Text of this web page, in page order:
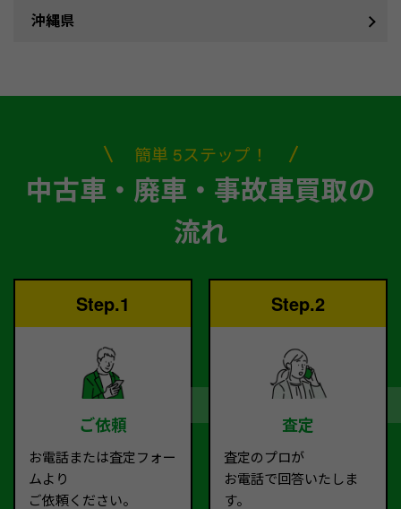
沖縄県
簡単 5ステップ！
中古車・廃車・事故車買取の
流れ
Step.1
ご依頼
お電話または査定フォー
ムより
ご依頼ください。
Step.2
査定
査定のプロが
お電話で回答いたしま
す。